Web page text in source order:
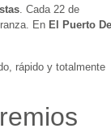
. Cada 22 de
En El Puerto De
rápido y totalmente